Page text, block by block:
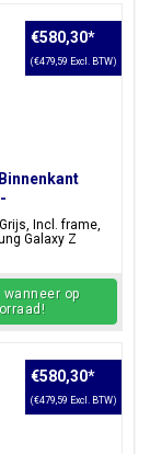
Incl. frame,
Galaxy Z
€580,30*
(€479,59 Excl. BTW)
wanneer op
€580,30*
(€479,59 Excl. BTW)